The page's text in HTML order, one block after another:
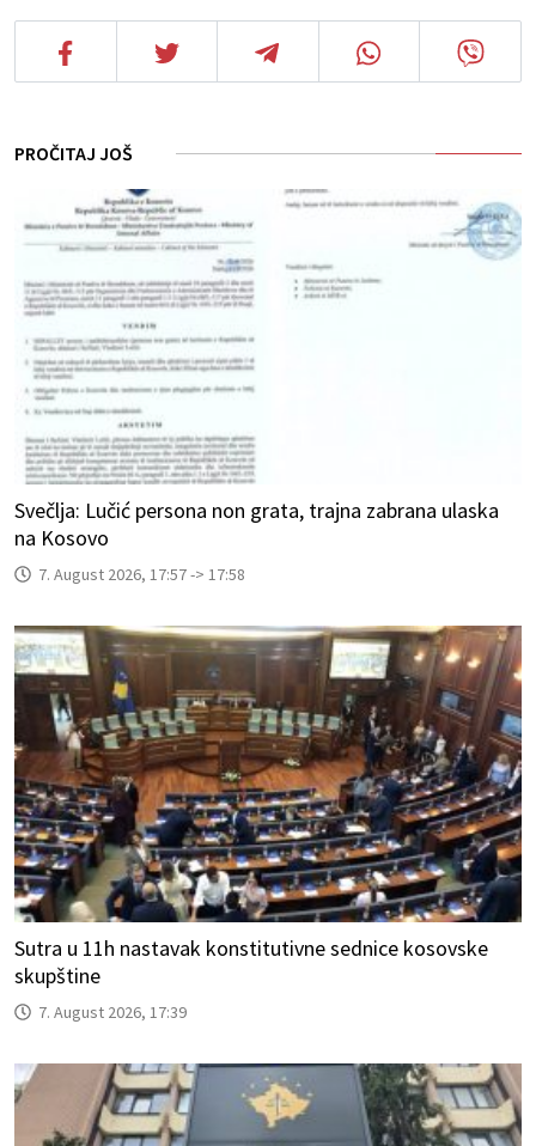
PROČITAJ JOŠ
Svečlja: Lučić persona non grata, trajna zabrana ulaska
na Kosovo
7. August 2026, 17:57 -> 17:58
Sutra u 11h nastavak konstitutivne sednice kosovske
skupštine
7. August 2026, 17:39